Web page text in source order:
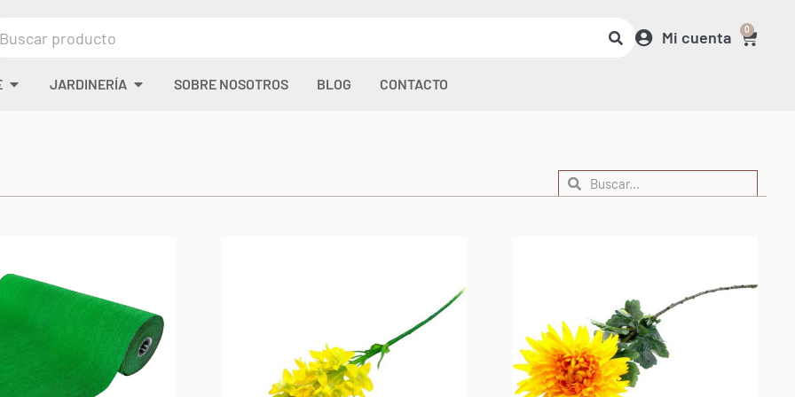
Mi cuenta 0
JARDINERÍA SOBRE NOSOTROS BLOG CONTACTO